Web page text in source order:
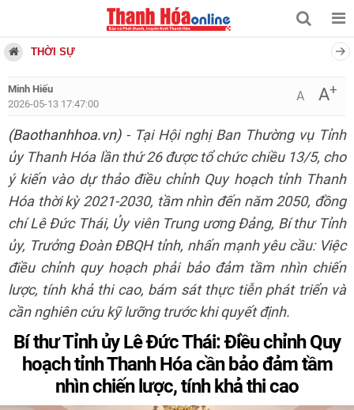
THỜI SỰ
Minh Hiếu
2026-05-13 17:47:00
A A+
(Baothanhhoa.vn)- Tại Hội nghị Ban Thường vụ Tỉnh
ủy Thanh Hóa lần thứ 26 được tổ chức chiều 13/5, cho
ý kiến vào dự thảo điều chỉnh Quy hoạch tỉnh Thanh
Hóa thời kỳ 2021-2030, tầm nhìn đến năm 2050, đồng
chí Lê Đức Thái, Ủy viên Trung ương Đảng, Bí thư Tỉnh
ủy, Trưởng Đoàn ĐBQH tỉnh, nhấn mạnh yêu cầu: Việc
điều chỉnh quy hoạch phải bảo đảm tầm nhìn chiến
lược, tính khả thi cao, bám sát thực tiễn phát triển và
cần nghiên cứu kỹ lưỡng trước khi quyết định.
Bí thư Tỉnh ủy Lê Đức Thái: Điều chỉnh Quy
hoạch tỉnh Thanh Hóa cần bảo đảm tầm
nhìn chiến lược, tính khả thi cao